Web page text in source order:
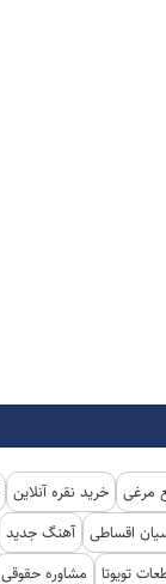
مرغی خرید نقره آنلاین
اقساطی آهنگ جدید
تویوتا مشاوره حقوقی